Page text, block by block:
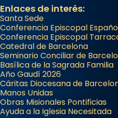
Regnes castellans i
Espanya.
El seu sepulcre a
...Ver más
Foto
View on Facebook Share
Enlaces de interés:
Santa Sede
Conferencia Episcopal
Conferencia Episcopal
Catedral de Barcelona
Seminario Conciliar de
Basílica de la Sagrada Familia
Año Gaudí 2026
Cáritas Diocesana de
Manos Unidas
Obras Misionales Pontificias
Ayuda a la Iglesia Necesitada